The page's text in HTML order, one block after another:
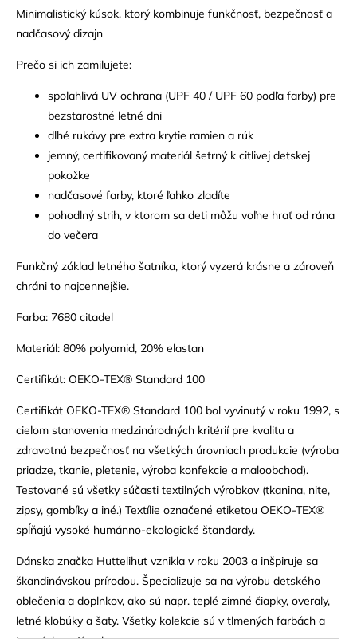
Minimalistický kúsok, ktorý kombinuje funkčnosť, bezpečnosť a
nadčasový dizajn
Prečo si ich zamilujete:
spoľahlivá UV ochrana (UPF 40 / UPF 60 podľa farby) pre
bezstarostné letné dni
dlhé rukávy pre extra krytie ramien a rúk
jemný, certifikovaný materiál šetrný k citlivej detskej
pokožke
nadčasové farby, ktoré ľahko zladíte
pohodlný strih, v ktorom sa deti môžu voľne hrať od rána
do večera
Funkčný základ letného šatníka, ktorý vyzerá krásne a zároveň
chráni to najcennejšie.
Farba: 7680 citadel
Materiál: 80% polyamid, 20% elastan
Certifikát: OEKO-TEX® Standard 100
Certifikát OEKO-TEX® Standard 100 bol vyvinutý v roku 1992, s
cieľom stanovenia medzinárodných kritérií pre kvalitu a
zdravotnú bezpečnosť na všetkých úrovniach produkcie (výroba
priadze, tkanie, pletenie, výroba konfekcie a maloobchod).
Testované sú všetky súčasti textilných výrobkov (tkanina, nite,
zipsy, gombíky a iné.) Textílie označené etiketou OEKO-TEX®
spĺňajú vysoké humánno-ekologické štandardy.
Dánska značka Huttelihut vznikla v roku 2003 a inšpiruje sa
škandinávskou prírodou. Špecializuje sa na výrobu detského
oblečenia a doplnkov, ako sú napr. teplé zimné čiapky, overaly,
letné klobúky a šaty. Všetky kolekcie sú v tlmených farbách a